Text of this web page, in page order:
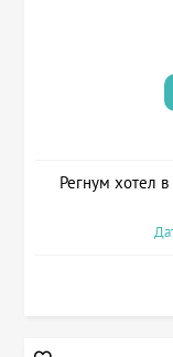
Регнум хотел